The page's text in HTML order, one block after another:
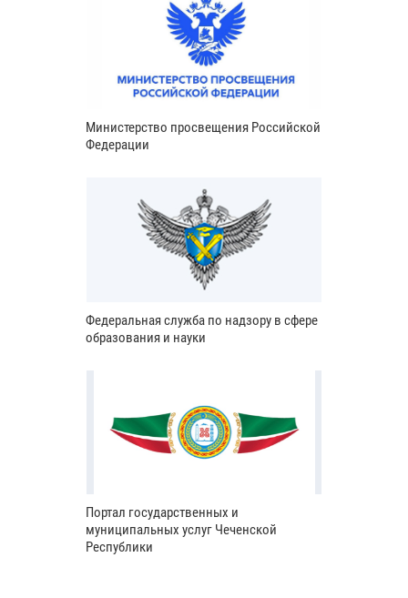
Министерство просвещения Российской
Федерации
Федеральная служба по надзору в сфере
образования и науки
Портал государственных и
муниципальных услуг Чеченской
Республики